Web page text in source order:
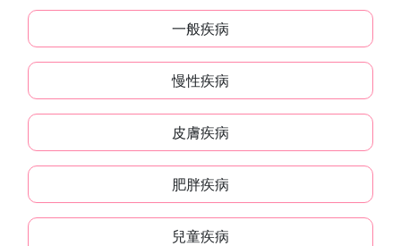
一般疾病
慢性疾病
皮膚疾病
肥胖疾病
兒童疾病